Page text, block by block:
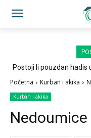
Postoji li pouzdan
Početna Kurban i akika
Kurban i akika